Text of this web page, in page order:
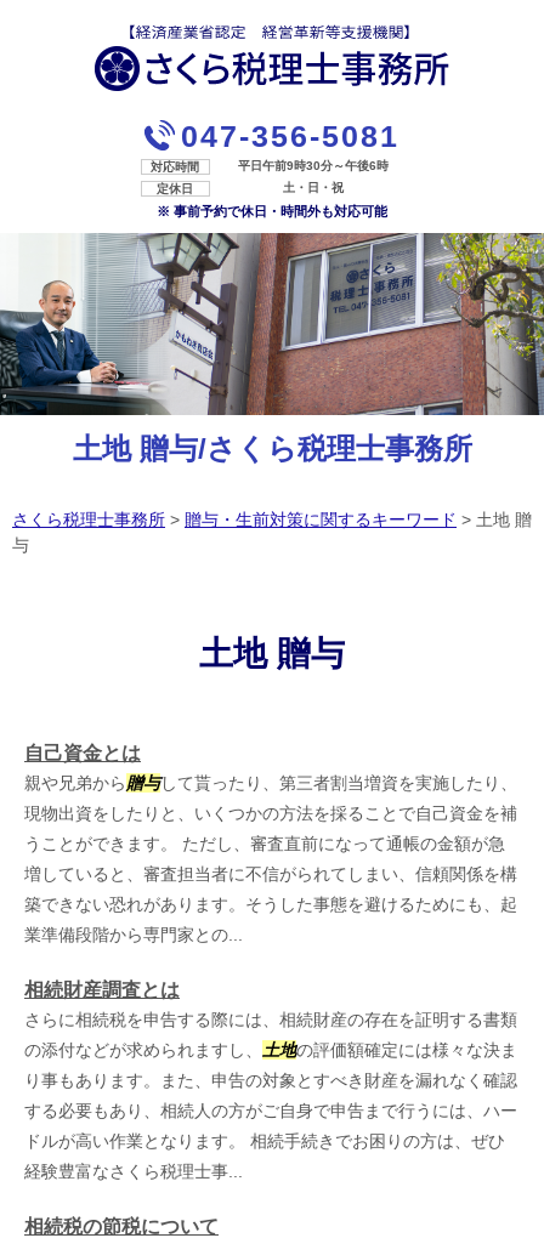
047-356-5081
対応時間
平日午前9時30分～午後6時
定休日
土・日・祝
※ 事前予約で休日・時間外も対応可能
土地 贈与/さくら税理士事務所
さくら税理士事務所 > 贈与・生前対策に関するキーワード > 土地 贈
与
土地 贈与
自己資金とは
親や兄弟から贈与して貰ったり、第三者割当増資を実施したり、
現物出資をしたりと、いくつかの方法を採ることで自己資金を補
うことができます。 ただし、審査直前になって通帳の金額が急
増していると、審査担当者に不信がられてしまい、信頼関係を構
築できない恐れがあります。そうした事態を避けるためにも、起
業準備段階から専門家との...
相続財産調査とは
さらに相続税を申告する際には、相続財産の存在を証明する書類
の添付などが求められますし、
土地の評価額確定には様々な決ま
り事もあります。また、申告の対象とすべき財産を漏れなく確認
する必要もあり、相続人の方がご自身で申告まで行うには、ハー
ドルが高い作業となります。 相続手続きでお困りの方は、ぜひ
経験豊富なさくら税理士事...
相続税の節税について